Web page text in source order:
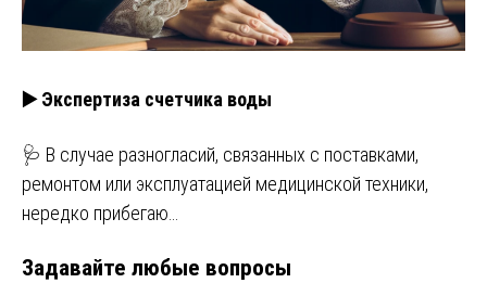
▶️ Экспертиза счетчика воды
🩺 В случае разногласий, связанных с поставками,
ремонтом или эксплуатацией медицинской техники,
нередко прибегаю…
Задавайте любые вопросы